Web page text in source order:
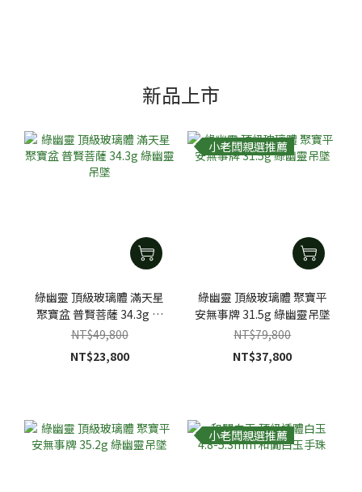
新品上市
綠幽靈 頂級玻璃體 滿天星
聚寶盆 普賢菩薩 34.3g 綠
幽靈吊墜
NT$49,800
NT$23,800
小老闆親選推薦
綠幽靈 頂級玻璃體 聚寶平
安無事牌 31.5g 綠幽靈吊墜
NT$79,800
NT$37,800
小老闆親選推薦